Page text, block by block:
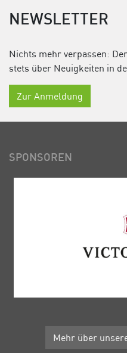
NEWSLETTER
Nichts mehr verpassen:
stets über Neuigkeiten in
Zur Anmeldung
SPONSOREN
Mehr über